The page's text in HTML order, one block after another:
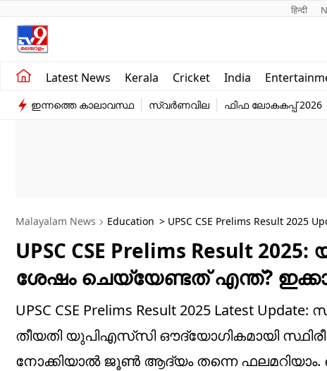
हिन्दी
Latest News Kerala Cricket India
Kerala
India
Education
ഇന്നത്തെ കാലാവസ്ഥ സ്വർണവില ഫിഫ ലോകകപ്പ് 2026
Malayalam News Education > UPSC CSE Prelims Result 2025
UPSC CSE Prelims Result
ശേഷം ചെയ്യേണ്ടത് എന്ത്?
UPSC CSE Prelims Result 2025 Latest
തീയതി യു‌പി‌എസ്‌സി ഔദ്യോഗികമായി
നോക്കിയാൽ ജൂൺ ആദ്യം തന്നെ